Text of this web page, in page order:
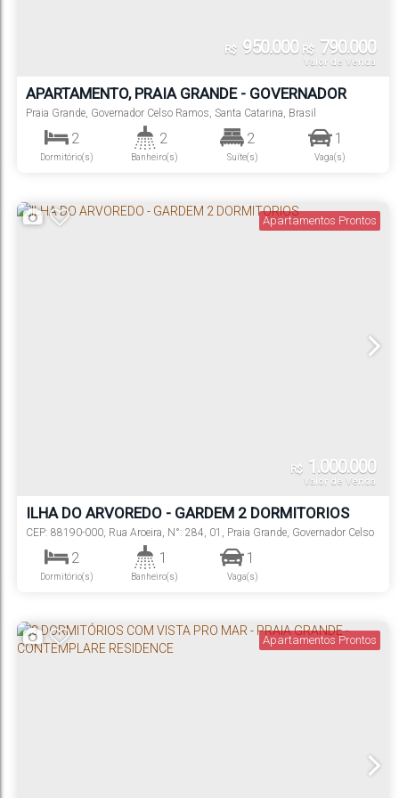
R$ 950.000 R$ 790.000
Valor de Venda
APARTAMENTO, PRAIA GRANDE - GOVERNADOR
CELSO RAMOS
Praia Grande, Governador Celso Ramos, Santa Catarina, Brasil
2
Dormitório(s)
2
Banheiro(s)
2
Suíte(s)
1
Vaga(s)
Apartamentos Prontos
R$ 1.000.000
Valor de Venda
ILHA DO ARVOREDO - GARDEM 2 DORMITORIOS
CEP: 88190-000, Rua Aroeira, N°: 284, 01 , Praia Grande, Governador Celso
Brasil
2
Dormitório(s)
1
Banheiro(s)
1
Vaga(s)
Apartamentos Prontos